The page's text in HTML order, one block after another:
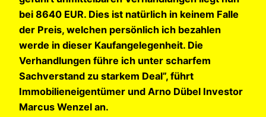
bei 8640 EUR. Dies ist natürlich in keinem Falle
der Preis, welchen persönlich ich bezahlen
werde in dieser Kaufangelegenheit. Die
Verhandlungen führe ich unter scharfem
Sachverstand zu starkem Deal”, führt
Immobilieneigentümer und Arno Dübel Investor
Marcus Wenzel an.